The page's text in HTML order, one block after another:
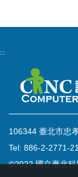
:::
106344 臺北市忠
Tel: 886-2-2771-
©2022 國立臺北科